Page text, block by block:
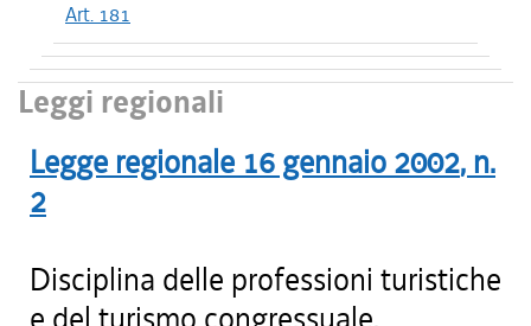
Art. 181
Leggi regionali
Legge regionale 16 gennaio 2002, n.
2
Disciplina delle professioni turistiche